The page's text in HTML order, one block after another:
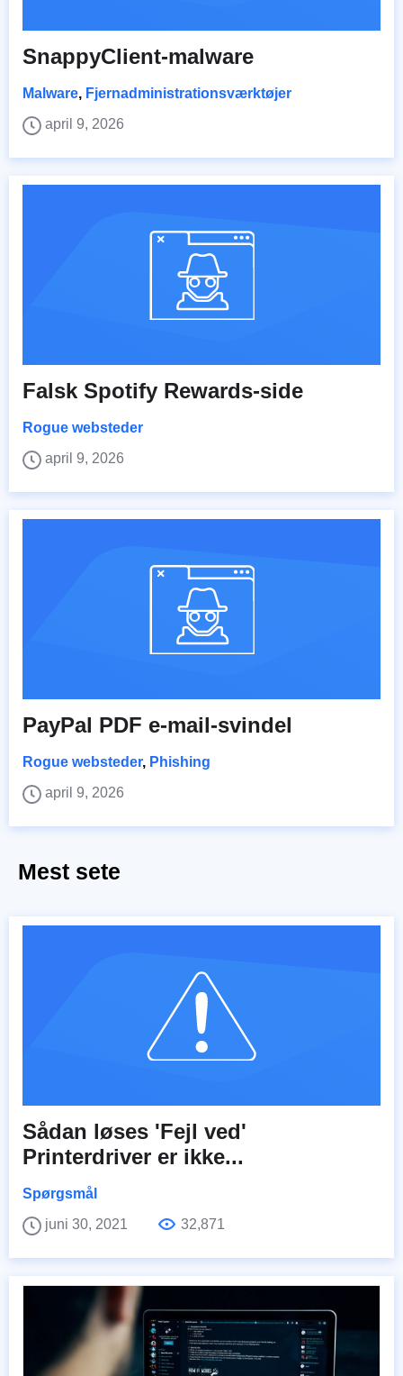
SnappyClient-malware
Malware, Fjernadministrationsværktøjer
april 9, 2026
Falsk Spotify Rewards-side
Rogue websteder
april 9, 2026
PayPal PDF e-mail-svindel
Rogue websteder, Phishing
april 9, 2026
Mest sete
Sådan løses 'Fejl ved'
Printerdriver er ikke...
Spørgsmål
juni 30, 2021
32,871